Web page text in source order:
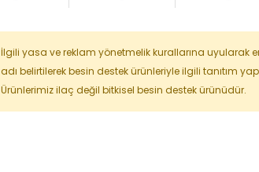
İlgili yasa ve reklam yönetmelik kurallarına uyularak
adı belirtilerek besin destek ürünleriyle ilgili tanıtım
Ürünlerimiz ilaç değil bitkisel besin destek ürünüdür.